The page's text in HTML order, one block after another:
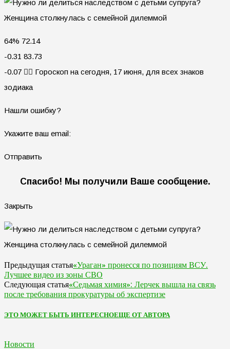
64% 72.14
-0.31 83.73
-0.07 🧙‍♀ Гороскоп на сегодня, 17 июня, для всех знаков
зодиака
Нашли ошибку?
Укажите ваш email:
Отправить
Спасибо! Мы получили Ваше сообщение.
Закрыть
Предыдущая статья«Ураган» пронесся по позициям ВСУ.
Лучшее видео из зоны СВО
Следующая статья«Седьмая химия»: Лерчек вышла на связь
после требования прокуратуры об экспертизе
ЭТО МОЖЕТ БЫТЬ ИНТЕРЕСНОЕЩЕ ОТ АВТОРА
Новости